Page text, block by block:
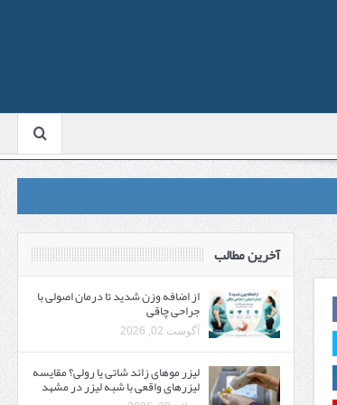
آخرین مطالب
از اضافه وزن شدید تا درمان اصولی با
جراحی چاقی
آگوست 02, 2026
لیزر موهای زائد شاتی یا رولی؟ مقایسه
لیزرهای واقعی با شبه‌ لیزر در مشهد